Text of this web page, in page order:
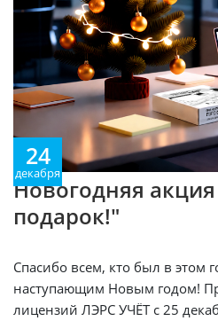
24
декабря
Новогодняя
подарок!"
Спасибо всем, кто был в этом
наступающим Новым годом!
лицензий ЛЭРС УЧЁТ с 25